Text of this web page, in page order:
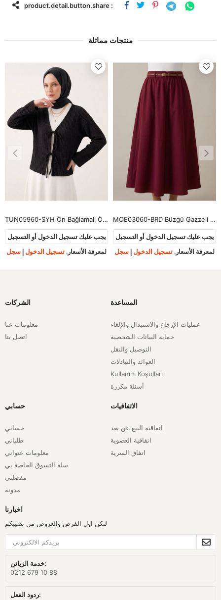
product.detail.button.share :
منتجات مماثلة
TUN05960-SYH Ön Bağlamalı Örme Tunik-Siyah
يجب عليك تسجيل الدخول أو التسجيل
لمعرفة الأسعار. تسجيل الدخول | سجل
MOE03060-BRD Büzgü Gazzeli Soft Etek-Bordo
يجب عليك تسجيل الدخول أو التسجيل
لمعرفة الأسعار. تسجيل الدخول | سجل
الشركات
معلومات عنا
اتصل بنا
المساعدة
عمليات الإرجاع والاستبدال والإلغاء
حماية البيانات الشخصية
التوصيل والنقل
العوائد والتبادلات
Kullanım Koşulları
أسئلة مكررة
حسابي
حسابي
طلباتي
معلومات عنواني
سلة التسوق الخاصة بي
مفضلتي
مدونة
الاتفاقيات
اتفاقية البيع عن بعد
اتفاقية العضوية
اتفاق السرية
اخبارنا
لتكن اول الفرص والعروض من نصيبكم
خدمة الزبائن:
0212 679 10 88
ردود الفعل: